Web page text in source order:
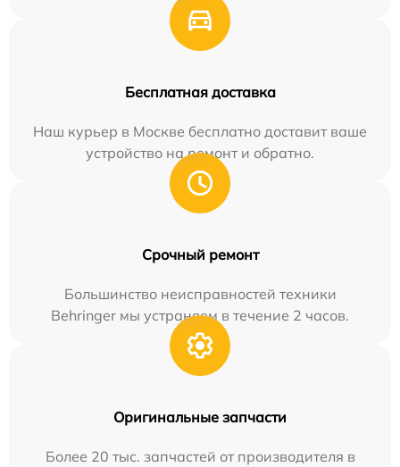
Бесплатная доставка
Наш курьер в Москве бесплатно доставит ваше
устройство на ремонт и обратно.
Срочный ремонт
Большинство неисправностей техники
Behringer мы устраняем в течение 2 часов.
Оригинальные запчасти
Более 20 тыс. запчастей от производителя в